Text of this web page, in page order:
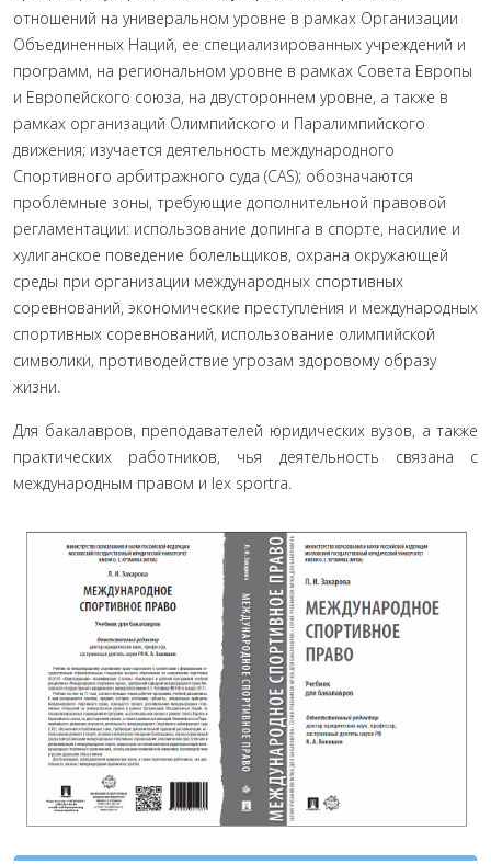
отношений на универальном уровне в рамках Организации
Объединенных Наций, ее специализированных учреждений и
программ, на региональном уровне в рамках Совета Европы
и Европейского союза, на двустороннем уровне, а также в
рамках организаций Олимпийского и Пара­лимпийского
движения; изучается деятельность международного
Спортивного арбитражного суда (CAS); обозначаются
проблемные зоны, требующие дополнительной правовой
регламентации: ис­пользование допинга в спорте, насилие и
хулиганское поведение болельщиков, охрана окружающей
среды при организации международных спортивных
соревнований, экономические преступления и международных
спортивных соревнований, использование олимпийской
символики, противодействие угрозам здоровому образу
жизни.
Для бакалавров, преподавателей юридических вузов, а также
практических работников, чья дея­тельность связана с
международным правом и lex sportra.